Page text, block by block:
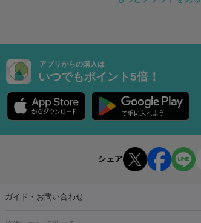
アプリからの購入は
いつでもポイント5倍！
シェア
ガイド・お問い合わせ